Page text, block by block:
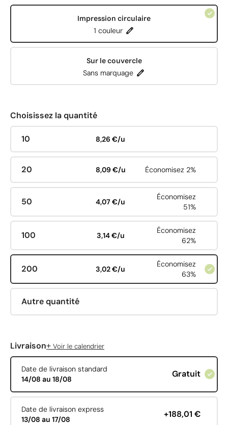
Impression circulaire
1 couleur
Sur le couvercle
Sans marquage
Choisissez la quantité
10 8,26 €/u
20 8,09 €/u Économisez 2%
50 4,07 €/u
Économisez
51%
100 3,14 €/u
Économisez
62%
200 3,02 €/u
Économisez
63%
Autre quantité
Livraison+ Voir le calendrier
Date de livraison standard
14/08 au 18/08
Gratuit
Date de livraison express
13/08 au 17/08
+188,01 €